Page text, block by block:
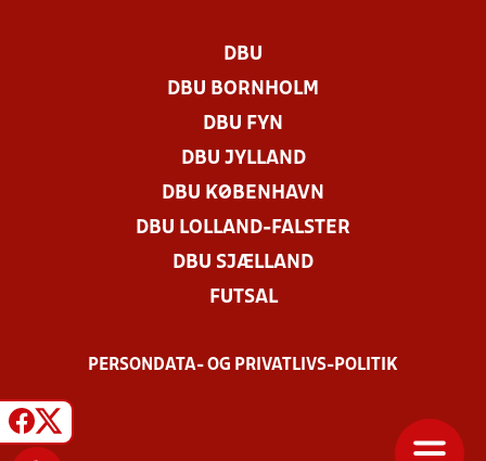
DBU
DBU BORNHOLM
DBU FYN
DBU JYLLAND
DBU KØBENHAVN
DBU LOLLAND-FALSTER
DBU SJÆLLAND
FUTSAL
PERSONDATA- OG PRIVATLIVS-POLITIK